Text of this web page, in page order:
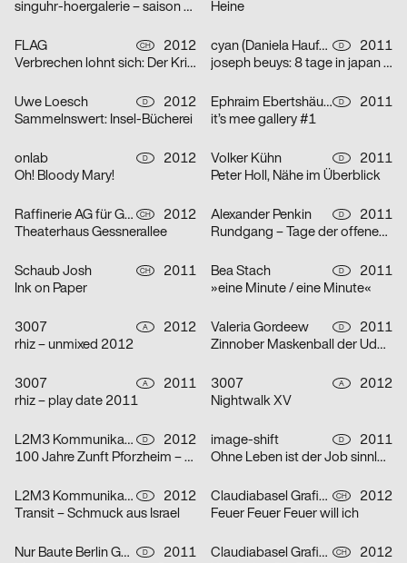
singuhr-hoergalerie – saison 2011
Heine
FLAG CH
2012
Verbrechen lohnt sich: Der Kriminalfilm
cyan (Daniela Haufe + Detlef Fiedler) D
2011
joseph beuys: 8 tage in japan und die utopie eurasia
Uwe Loesch D
2012
Sammelnswert: Insel-Bücherei
Ephraim Ebertshäuser, Marina Gärtner D
2011
it’s mee gallery #1
onlab D
2012
Oh! Bloody Mary!
Volker Kühn D
2011
Peter Holl, Nähe im Überblick
Raffinerie AG für Gestaltung, Lina Müller CH
2012
Theaterhaus Gessnerallee
Alexander Penkin D
2011
Rundgang – Tage der offenen Tür 2011
Schaub Josh CH
2011
Ink on Paper
Bea Stach D
2011
»eine Minute / eine Minute«
3007 A
2012
rhiz – unmixed 2012
Valeria Gordeew D
2011
Zinnober Maskenball der UdK Berlin
3007 A
2011
rhiz – play date 2011
3007 A
2012
Nightwalk XV
L2M3 Kommunikationsdesign D
2012
100 Jahre Zunft Pforzheim – Schmuck und Gestaltung
image-shift D
2011
Ohne Leben ist der Job sinnlos! / Nichts läuft hier richtig!
L2M3 Kommunikationsdesign D
2012
Transit – Schmuck aus Israel
Claudiabasel Grafik & Interaktion CH
2012
Feuer Feuer Feuer will ich
Nur Baute Berlin GmbH D
2011
Claudiabasel Grafik & Interaktion CH
2012